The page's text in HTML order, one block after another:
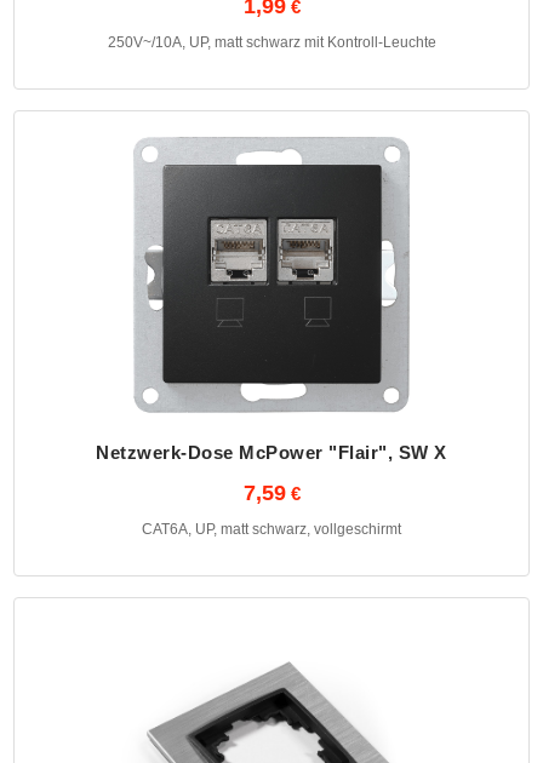
1,99
250V~/10A, UP, matt schwarz mit Kontroll-Leuchte
Netzwerk-Dose McPower "Flair", SW X
7,59
CAT6A, UP, matt schwarz, vollgeschirmt